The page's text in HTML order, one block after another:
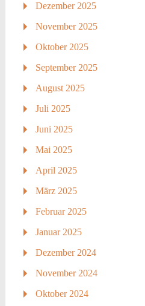
Dezember 2025
November 2025
Oktober 2025
September 2025
August 2025
Juli 2025
Juni 2025
Mai 2025
April 2025
März 2025
Februar 2025
Januar 2025
Dezember 2024
November 2024
Oktober 2024